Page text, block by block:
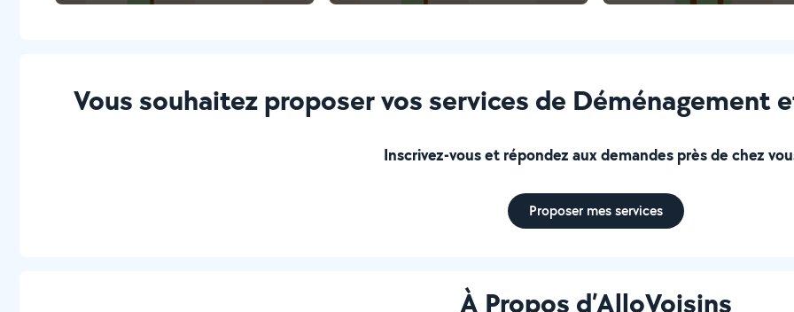
Vous souhaitez proposer vos services de Déménagement
Inscrivez-vous et répondez aux demandes près de chez
Proposer mes services
À Propos d’AlloVoisins